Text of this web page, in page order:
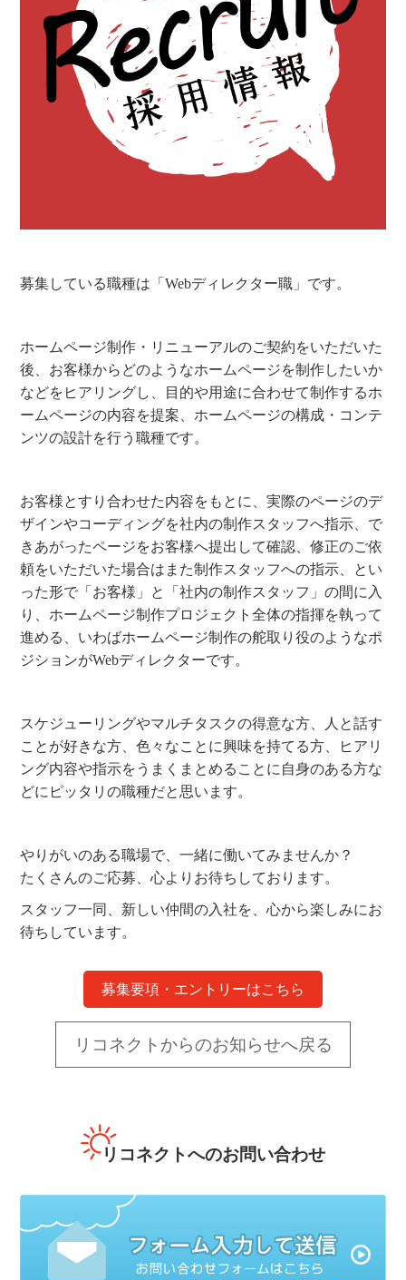
募集している職種は「Webディレクター職」です。
ホームページ制作・リニューアルのご契約をいただいた
後、お客様からどのようなホームページを制作したいか
などをヒアリングし、目的や用途に合わせて制作するホ
ームページの内容を提案、ホームページの構成・コンテ
ンツの設計を行う職種です。
お客様とすり合わせた内容をもとに、実際のページのデ
ザインやコーディングを社内の制作スタッフへ指示、で
きあがったページをお客様へ提出して確認、修正のご依
頼をいただいた場合はまた制作スタッフへの指示、とい
った形で「お客様」と「社内の制作スタッフ」の間に入
り、ホームページ制作プロジェクト全体の指揮を執って
進める、いわばホームページ制作の舵取り役のようなポ
ジションがWebディレクターです。
スケジューリングやマルチタスクの得意な方、人と話す
ことが好きな方、色々なことに興味を持てる方、ヒアリ
ング内容や指示をうまくまとめることに自身のある方な
どにピッタリの職種だと思います。
やりがいのある職場で、一緒に働いてみませんか？
たくさんのご応募、心よりお待ちしております。
スタッフ一同、新しい仲間の入社を、心から楽しみにお
待ちしています。
募集要項・エントリーはこちら
リコネクトからのお知らせへ戻る
リコネクトへのお問い合わせ